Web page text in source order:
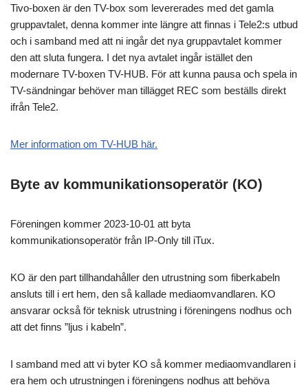
Tivo-boxen är den TV-box som levererades med det gamla
gruppavtalet, denna kommer inte längre att finnas i Tele2:s utbud
och i samband med att ni ingår det nya gruppavtalet kommer
den att sluta fungera. I det nya avtalet ingår istället den
modernare TV-boxen TV-HUB. För att kunna pausa och spela in
TV-sändningar behöver man tillägget REC som beställs direkt
ifrån Tele2.
Mer information om TV-HUB här.
Byte av kommunikationsoperatör (KO)
Föreningen kommer 2023-10-01 att byta
kommunikationsoperatör från IP-Only till iTux.
KO är den part tillhandahåller den utrustning som fiberkabeln
ansluts till i ert hem, den så kallade mediaomvandlaren. KO
ansvarar också för teknisk utrustning i föreningens nodhus och
att det finns ”ljus i kabeln”.
I samband med att vi byter KO så kommer mediaomvandlaren i
era hem och utrustningen i föreningens nodhus att behöva